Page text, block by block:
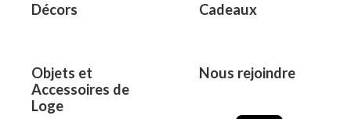
Décors Cadeaux
Objets et
Accessoires de
Loge
Nous rejoindre